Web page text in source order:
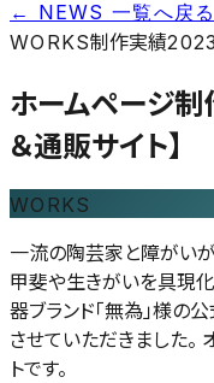
← NEWS 一覧へ戻る
WORKS制作実績
ホームページ制
＆通販サイト】
WORKS
一流の陶芸家と障がい
甲斐や生きがいを具現
器ブランド「無為」様の
させていただきました
トです。